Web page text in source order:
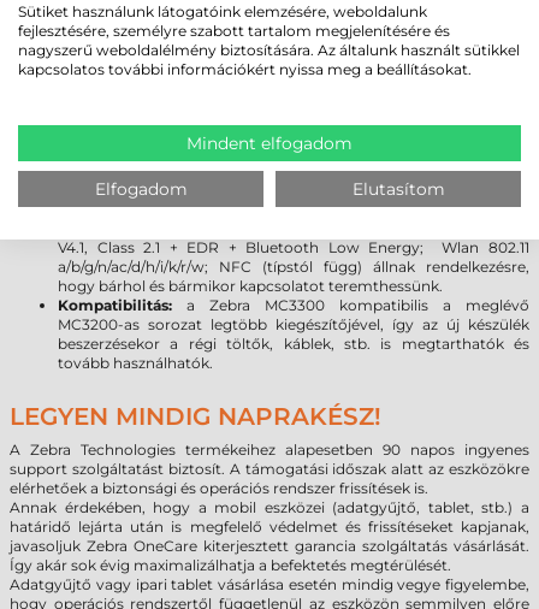
Operációs rendszer:2020-ban megszűnik a Microsoft Windows
mobil operációs rendszerek támogatása, így az új OS forradalmi
hullám már a 24 órába lépett. A Zebra MC3300 terminálon a
legújabb Android 7.0 rendszer lehetővé teszi, hogy a programok
Windows rendszer váltásról
a Gorilla Glass kijelző növeli a szkenner tartósságát,
továbbá meggátolja a karcolások kialakulását. A sérülésekre
gyakorlatilag érzéketlen üveg törés vagy karcolódás nélkül
ellenáll a leggyakoribb leejtéseknek.
V4.1, Class 2.1 + EDR + Bluetooth Low Energy; Wlan 802.11
a/b/g/n/ac/d/h/i/k/r/w; NFC (típstól függ) állnak rendelkezésre,
hogy bárhol és bármikor kapcsolatot teremthessünk.
Kompatibilitás: a Zebra MC3300 kompatibilis a meglévő
MC3200-as sorozat legtöbb kiegészítőjével, így az új készülék
beszerzésekor a régi töltők, káblek, stb. is megtarthatók és
tovább használhatók.
LEGYEN MINDIG NAPRAKÉSZ!
A Zebra Technologies termékeihez alapesetben 90 napos ingyenes
support szolgáltatást biztosít. A támogatási időszak alatt az eszközökre
elérhetőek a biztonsági és operációs rendszer frissítések is.
Annak érdekében, hogy a mobil eszközei (adatgyűjtő, tablet, stb.) a
határidő lejárta után is megfelelő védelmet és frissítéseket kapjanak,
javasoljuk Zebra OneCare kiterjesztett garancia szolgáltatás vásárlását.
Így akár sok évig maximalizálhatja a befektetés megtérülését.
Adatgyűjtő vagy ipari tablet vásárlása esetén mindig vegye figyelembe,
hogy operációs rendszertől függetlenül az eszközön semmilyen előre
Sütiket használunk látogatóink elemzésére, weboldalunk
fejlesztésére, személyre szabott tartalom megjelenítésére és
nagyszerű weboldalélmény biztosítására. Az általunk használt sütikkel
kapcsolatos további információkért nyissa meg a beállításokat.
Mindent elfogadom
Elfogadom Elutasítom